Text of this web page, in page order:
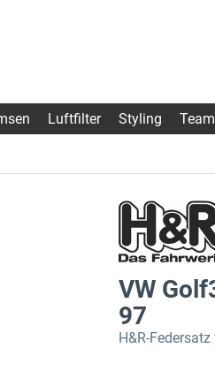
Luftfilter Styling
VW
97
H&R-